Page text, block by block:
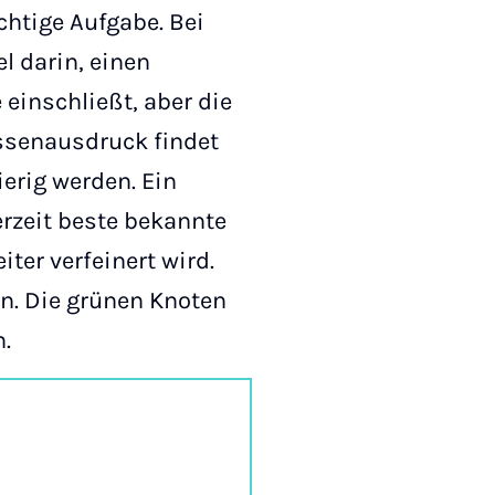
Aufgabe. Bei
darin, einen
einschließt, aber die
findet
werden. Ein
beste bekannte
verfeinert wird.
Die grünen Knoten